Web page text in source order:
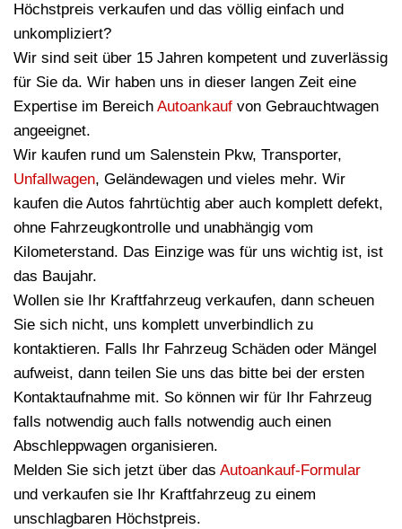
Höchstpreis verkaufen und das völlig einfach und
unkompliziert?
Wir sind seit über 15 Jahren kompetent und zuverlässig
für Sie da. Wir haben uns in dieser langen Zeit eine
Expertise im Bereich Autoankauf von Gebrauchtwagen
angeeignet.
Wir kaufen rund um Salenstein Pkw, Transporter,
Unfallwagen, Geländewagen und vieles mehr. Wir
kaufen die Autos fahrtüchtig aber auch komplett defekt,
ohne Fahrzeugkontrolle und unabhängig vom
Kilometerstand. Das Einzige was für uns wichtig ist, ist
das Baujahr.
Wollen sie Ihr Kraftfahrzeug verkaufen, dann scheuen
Sie sich nicht, uns komplett unverbindlich zu
kontaktieren. Falls Ihr Fahrzeug Schäden oder Mängel
aufweist, dann teilen Sie uns das bitte bei der ersten
Kontaktaufnahme mit. So können wir für Ihr Fahrzeug
falls notwendig auch falls notwendig auch einen
Abschleppwagen organisieren.
Melden Sie sich jetzt über das Autoankauf-Formular
und verkaufen sie Ihr Kraftfahrzeug zu einem
unschlagbaren Höchstpreis.